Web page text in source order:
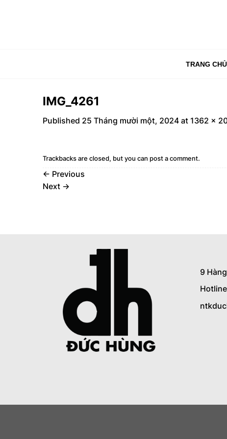
TRANG CHỦ
IMG_4261
Published 25 Tháng mười một, 2024 at 1362 ×
Trackbacks are closed, but you can post a comment.
← Previous
Next →
9